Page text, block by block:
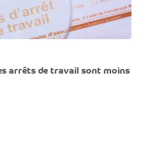
arrêts de travail sont moins